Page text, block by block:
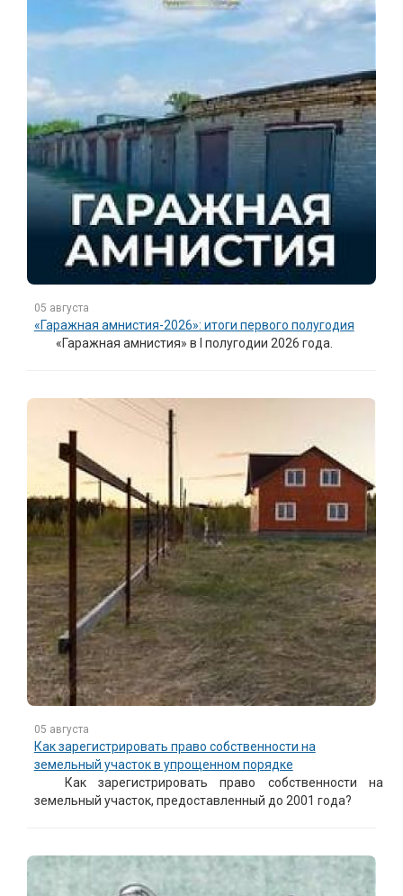
05 августа
«Гаражная амнистия-2026»: итоги первого полугодия
«Гаражная амнистия» в I полугодии 2026 года.
05 августа
Как зарегистрировать право собственности на
земельный участок в упрощенном порядке
Как зарегистрировать право собственности на
земельный участок, предоставленный до 2001 года?